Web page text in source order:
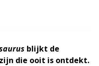
blijkt de
die ooit is ontdekt.